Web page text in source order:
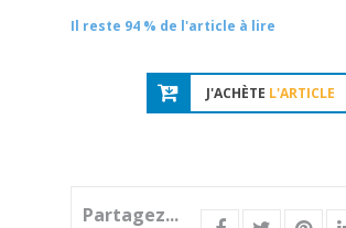
Il reste 94 % de l'article à lire
J'ACHÈTE L'ARTICLE
Partagez...